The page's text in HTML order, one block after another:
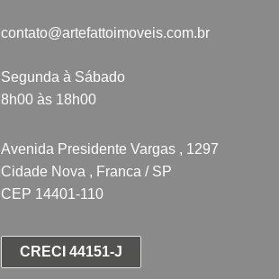
contato@artefattoimoveis.com.br
Segunda à Sábado
8h00 às 18h00
Avenida Presidente Vargas , 1297
Cidade Nova , Franca / SP
CEP 14401-110
CRECI 44151-J